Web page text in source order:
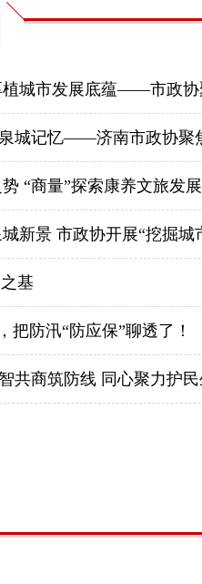
“商量”探索康养文旅发
基
把防汛“防应保”聊透了！
共商筑防线 同心聚力护